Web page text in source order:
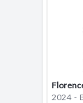
2024 -